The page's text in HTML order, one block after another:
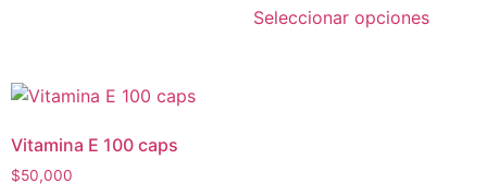
Seleccionar opciones
Vitamina E 100 caps
$50,000